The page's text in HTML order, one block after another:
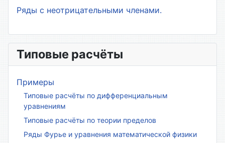
Ряды с неотрицательными членами.
Типовые расчёты
Примеры
Типовые расчёты по дифференциальным
уравнениям
Типовые расчёты по теории пределов
Ряды Фурье и уравнения математической физики